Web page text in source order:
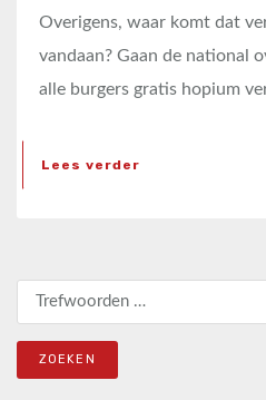
Overigens, waar komt dat
vandaan? Gaan de national
alle burgers gratis hopium
Lees verder